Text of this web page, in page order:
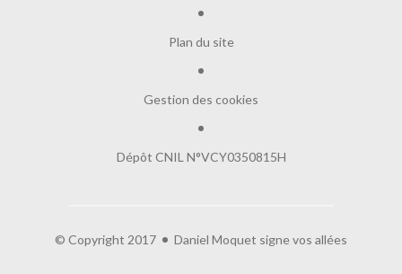
Plan du site
Gestion des cookies
Dépôt CNIL N°VCY0350815H
© Copyright 2017 Daniel Moquet signe vos allées